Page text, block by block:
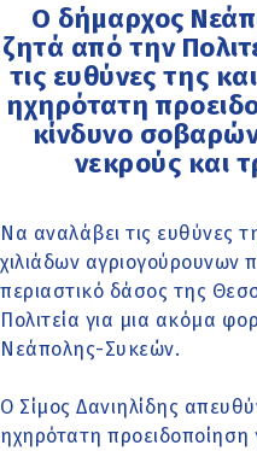
Ο δήμαρχος
ζητά από την
τις ευθύνες της
ηχηρότατη
κίνδυνο
νεκρούς και
Να αναλάβει τις ευθύνες
χιλιάδων αγριογούρουνων
περιαστικό δάσος της
Πολιτεία για μια ακόμα
Νεάπολης-Συκεών.
Ο Σίμος Δανιηλίδης
ηχηρότατη προειδοποίηση